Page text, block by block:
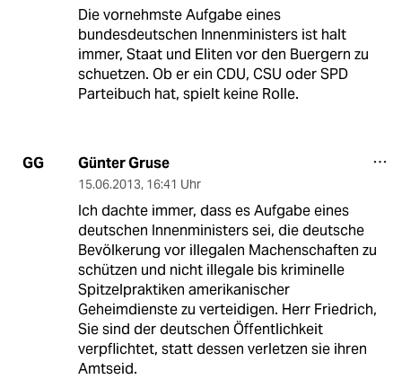
Die vornehmste Aufgabe eines
bundesdeutschen Innenministers ist halt
immer, Staat und Eliten vor den Buergern zu
schuetzen. Ob er ein CDU, CSU oder SPD
Parteibuch hat, spielt keine Rolle.
GG Günter Gruse
15.06.2013, 16:41 Uhr
Ich dachte immer, dass es Aufgabe eines
deutschen Innenministers sei, die deutsche
Bevölkerung vor illegalen Machenschaften zu
schützen und nicht illegale bis kriminelle
Spitzelpraktiken amerikanischer
Geheimdienste zu verteidigen. Herr Friedrich,
Sie sind der deutschen Öffentlichkeit
verpflichtet, statt dessen verletzen sie ihren
Amtseid.